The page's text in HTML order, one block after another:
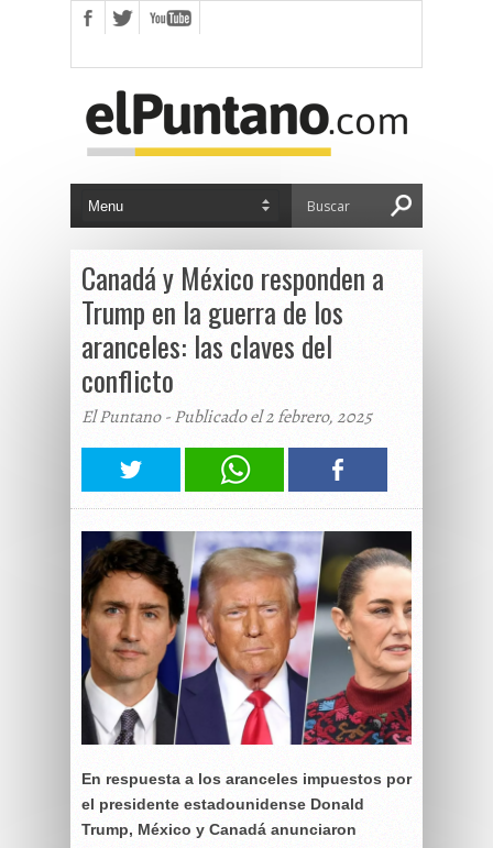
Canadá y México responden a
Trump en la guerra de los
aranceles: las claves del
conflicto
El Puntano - Publicado el 2 febrero, 2025
En respuesta a los aranceles impuestos por
el presidente estadounidense Donald
Trump, México y Canadá anunciaron